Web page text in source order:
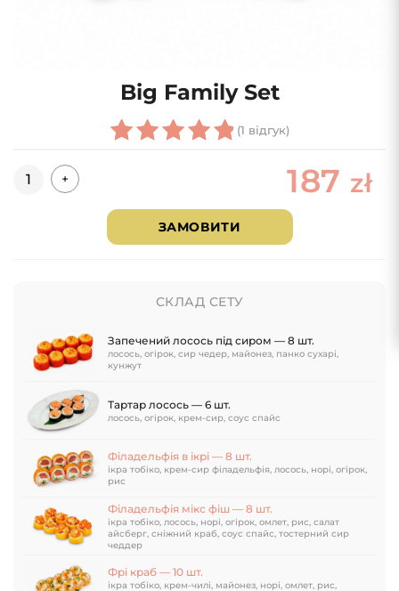
Big Family Set
of 5
based on
customer
(1 відгук)
Кількість
+ 187 zł
ЗАМОВИТИ
СКЛАД СЕТУ
Запечений лосось під сиром — 8 шт.
лосось, огірок, сир чедер, майонез, панко сухарі,
кунжут
Тартар лосось — 6 шт.
лосось, огірок, крем-сир, соус спайс
Філадельфія в ікрі — 8 шт.
ікра тобіко, крем-сир філадельфія, лосось, норі, огірок,
рис
Філадельфія мікс фіш — 8 шт.
ікра тобіко, лосось, норі, огірок, омлет, рис, салат
айсберг, сніжний краб, соус спайс, тостерний сир
чеддер
Фрі краб — 10 шт.
ікра тобіко, крем-чилі, майонез, норі, омлет, рис,